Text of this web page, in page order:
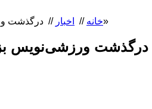
خانه // اخبار // درگذشت ورزشی‌نویس بزرگ در «آندورا» . . . نوشته‌ای از دل «اورست» / به قلم «کاظم گیلان‌پور»
درگذشت ورزشی‌نویس